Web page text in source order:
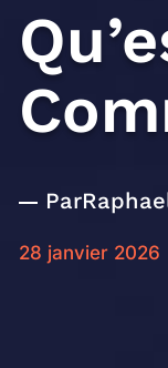
Par
28 janvier 2026